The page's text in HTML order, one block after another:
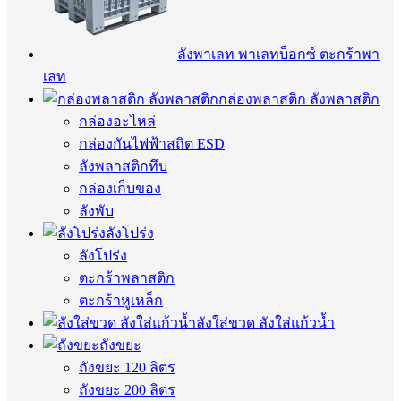
ลังพาเลท พาเลทบ็อกซ์ ตะกร้าพา
เลท
กล่องพลาสติก ลังพลาสติก
กล่องอะไหล่
กล่องกันไฟฟ้าสถิต ESD
ลังพลาสติกทึบ
กล่องเก็บของ
ลังพับ
ลังโปร่ง
ลังโปร่ง
ตะกร้าพลาสติก
ตะกร้าหูเหล็ก
ลังใส่ขวด ลังใส่แก้วน้ำ
ถังขยะ
ถังขยะ 120 ลิตร
ถังขยะ 200 ลิตร